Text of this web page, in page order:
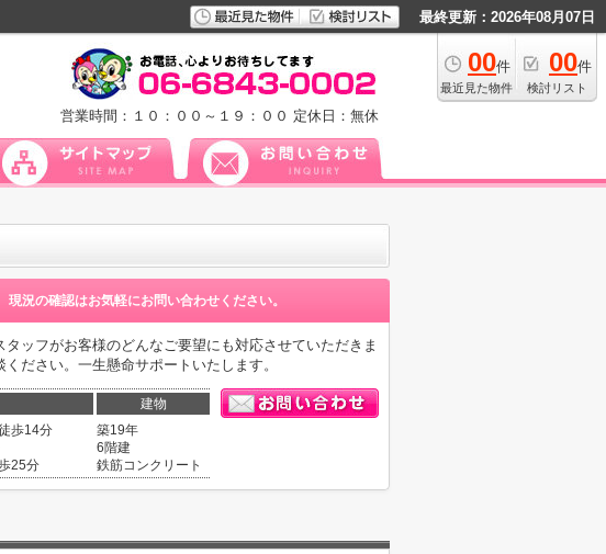
最終更新：2026年08月07日
00件
最近見た物件
00件
検討リスト
営業時間：１０：００～１９：００ 定休日：無休
現況の確認はお気軽にお問い合わせください。
ッフがお客様のどんなご要望にも対応させていただきま
ださい。一生懸命サポートいたします。
建物
歩14分
25分
築19年
6階建
鉄筋コンクリート